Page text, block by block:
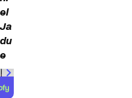
el
Ja
du
e